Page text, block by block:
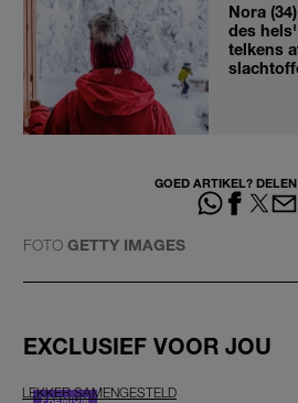
Nora
des
telkens
GOED ARTIKEL?
FOTO GETTY IMAGES
EXCLUSIEF VOOR JOU
LEKKER SAMENGESTELD